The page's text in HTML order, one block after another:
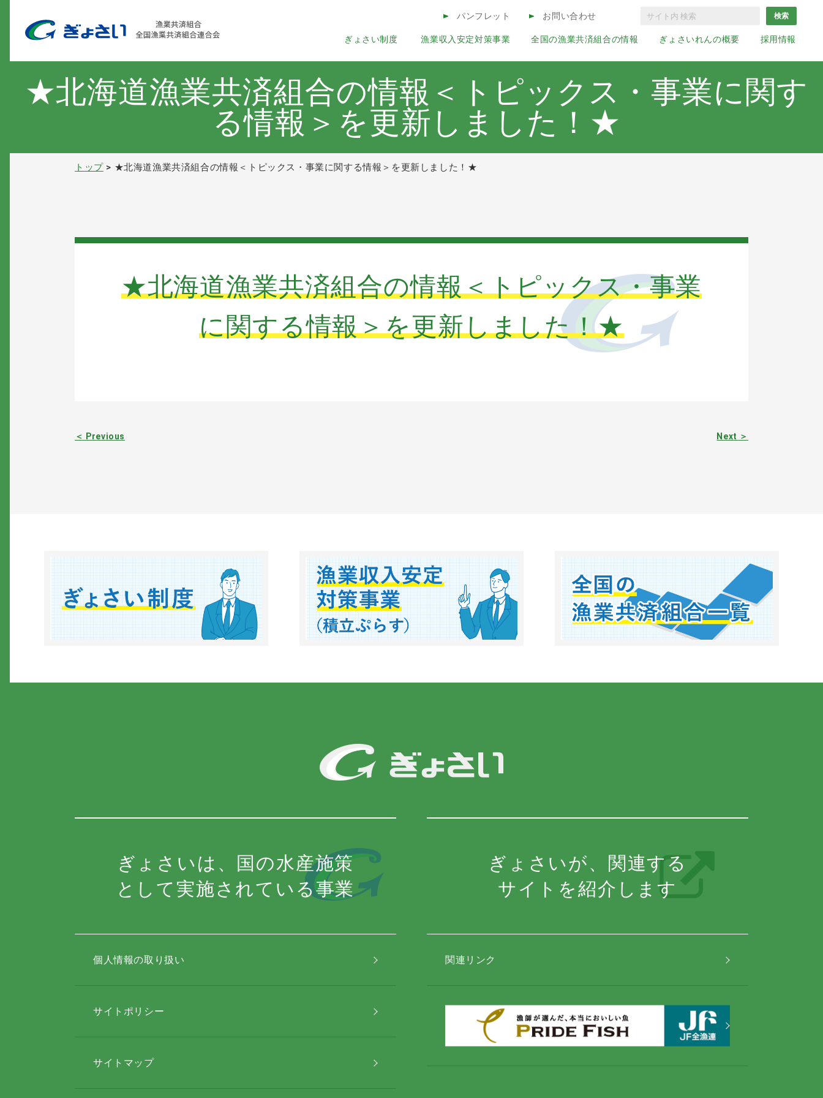
ぎょさい制度 漁業収入安定対策事業 全国の漁業共済組合の情報 ぎょさいれんの概要 採用情報
パンフレット お問い合わせ
★北海道漁業共済組合の情報＜トピックス・事業に関す
る情報＞を更新しました！★
トップ ★北海道漁業共済組合の情報＜トピックス・事業に関する情報＞を更新しました！★
★北海道漁業共済組合の情報＜トピックス・事業
に関する情報＞を更新しました！★
＜ Previous Next ＞
ぎょさいは、国の水産施策
として実施されている事業
個人情報の取り扱い
サイトポリシー
サイトマップ
ぎょさいが、関連する
サイトを紹介します
関連リンク